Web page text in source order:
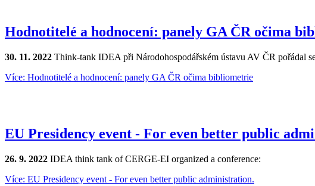
Hodnotitelé a hodnocení: panely GA ČR očima
30. 11. 2022 Think-tank IDEA při Národohospodářském ústavu AV ČR pořádal
Více: Hodnotitelé a hodnocení: panely GA ČR očima bibliometrie
EU Presidency event - For even better public
26. 9. 2022 IDEA think tank of CERGE-EI organized a conference:
Více: EU Presidency event - For even better public administration.